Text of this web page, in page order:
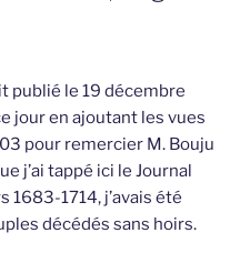
publié le 19 décembre
jour en ajoutant les vues
pour remercier M. Bouju
j’ai tappé ici le Journal
1683-1714, j’avais été
décédés sans hoirs.